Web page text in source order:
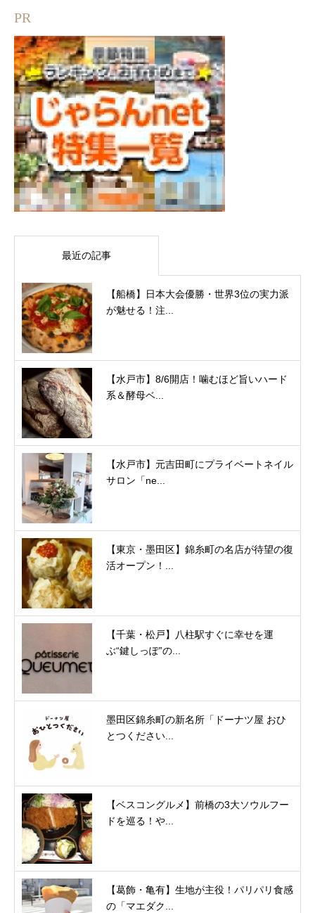
PR
最近の記事
【船橋】日本大会優勝・世界3位の実力派
が魅せる！注...
【水戸市】8/6開店！噛むほど旨いハード
系＆酵母ベ...
【水戸市】元吉田町にプライベートネイル
サロン「ne...
【東京・墨田区】錦糸町の名店が待望の復
活オープン！...
【千葉・松戸】八柱駅すぐに幸せを運
ぶ“鍵しっぽ”の...
墨田区錦糸町の新名所「ドーナツ屋 おひ
とつください...
【ベスコングルメ】前橋の3大ソウルフー
ドを巡る！や...
【葛飾・亀有】生地が主役！パリパリ食感
の「マエダク...